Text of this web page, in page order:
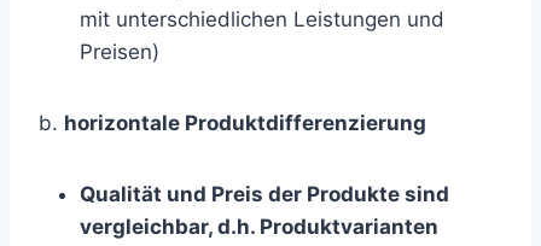
mit unterschiedlichen Leistungen und
Preisen)
b. horizontale Produktdifferenzierung
Qualität und Preis der Produkte sind
vergleichbar, d.h. Produktvarianten